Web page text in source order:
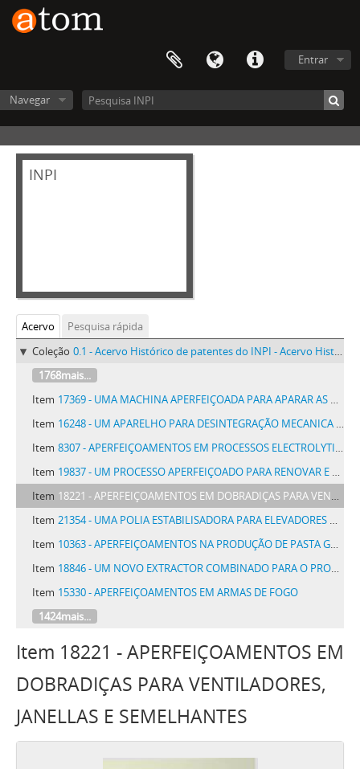
Entrar
Navegar
INPI
Acervo
Pesquisa rápida
Coleção 0.1 - Acervo Histórico de patentes do INPI - Acervo Histórico de patentes do INPI
1768mais...
Item 17369 - UMA MACHINA APERFEIÇOADA PARA APARAR AS BORDAS DE UMA PEÇA DE TECIDO
Item 16248 - UM APARELHO PARA DESINTEGRAÇÃO MECANICA DE GORDURAS CONTIDAS EM AGUAS DE COZINHA E OUTRAS
Item 8307 - APERFEIÇOAMENTOS EM PROCESSOS ELECTROLYTICOS PARA A OBTENÇÃO DE METAES E OXYDOS METALLICOS
Item 19837 - UM PROCESSO APERFEIÇOADO PARA RENOVAR E TRANSFORMAR LAMPADAS ELETRICAS DE INCANDESCENCIA
Item 18221 - APERFEIÇOAMENTOS EM DOBRADIÇAS PARA VENTILADORES, JANELLAS E SEMELHANTES
Item 21354 - UMA POLIA ESTABILISADORA PARA ELEVADORES DE ALCATRUZES OU SEMELHANTES
Item 10363 - APERFEIÇOAMENTOS NA PRODUÇÃO DE PASTA GROSSA, OU DE MASSA, PARA A FABRICAÇÃO DE PAPEL, OU NA PRODUÇÃO DO PROPRIO PAPEL, OU QUE A ISSO DISEM RESPEITO
Item 18846 - UM NOVO EXTRACTOR COMBINADO PARA O PROCESSO SIMULTANEO DE EXTRAHIR, FILTRAR, DECORAR E PURIFICAR AS CHOLESTERINAS, CONHECIDAS TAMBEM PELO NOME DE LANOLINA, E OUTROS PRODUCTOS CONTIDOS EM ACIDOS GRAXOS
Item 15330 - APERFEIÇOAMENTOS EM ARMAS DE FOGO
1424mais...
Item 18221 - APERFEIÇOAMENTOS EM
DOBRADIÇAS PARA VENTILADORES,
JANELLAS E SEMELHANTES